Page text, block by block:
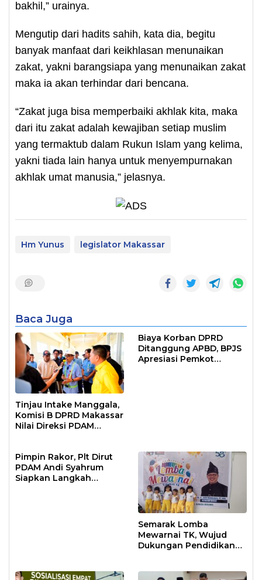
bakhil,” urainya.
Mengutip dari hadits sahih, kata dia, begitu
banyak manfaat dari keikhlasan menunaikan
zakat, yakni barangsiapa yang menunaikan zakat
maka ia akan terhindar dari bencana.
“Zakat juga bisa memperbaiki akhlak kita, maka
dari itu zakat adalah kewajiban setiap muslim
yang termaktub dalam Rukun Islam yang kelima,
yakni tiada lain hanya untuk menyempurnakan
akhlak umat manusia,” jelasnya.
Hm Yunus legislator Makassar
Baca Juga
Tinjau Intake Manggala,
Komisi B DPRD Makassar
Nilai Direksi PDAM
Biaya Korban DPRD
Ditanggung APBD, BPJS
Apresiasi Pemkot
Pimpin Rakor, Plt Dirut
PDAM Andi Syahrum
Siapkan Langkah
Semarak Lomba
Mewarnai TK, Wujud
Dukungan Pendidikan